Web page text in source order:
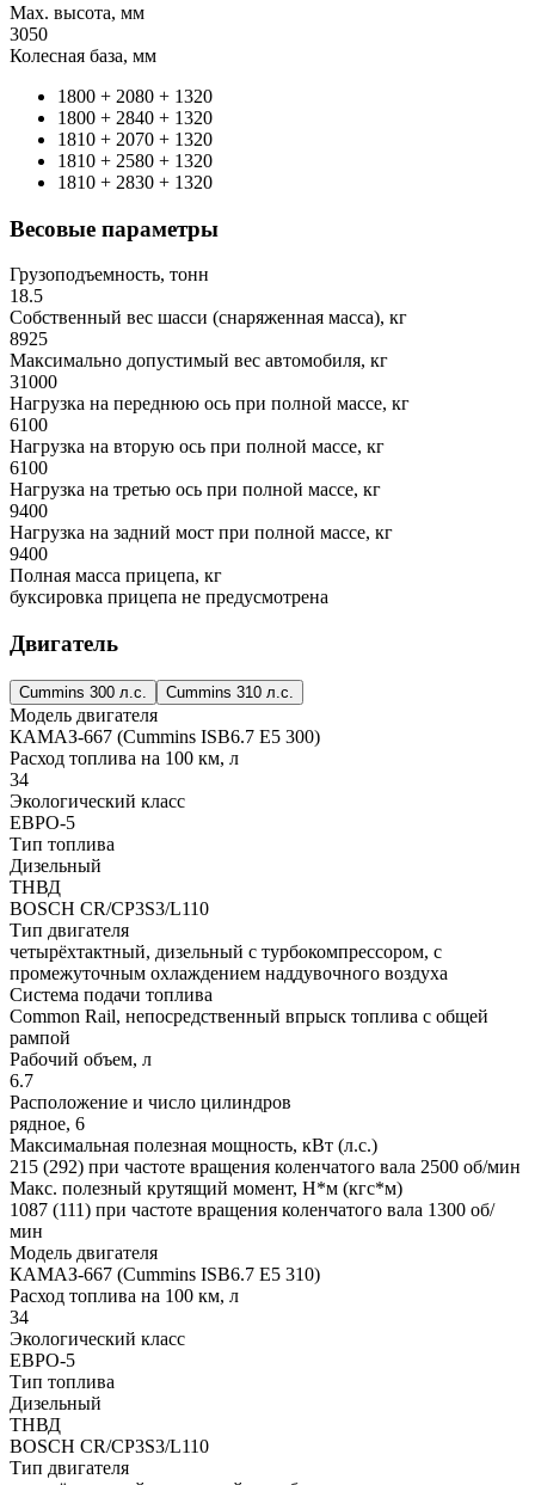
Max. высота, мм
3050
Колесная база, мм
1800 + 2080 + 1320
1800 + 2840 + 1320
1810 + 2070 + 1320
1810 + 2580 + 1320
1810 + 2830 + 1320
Весовые параметры
Грузоподъемность, тонн
18.5
Собственный вес шасси (снаряженная масса), кг
8925
Максимально допустимый вес автомобиля, кг
31000
Нагрузка на переднюю ось при полной массе, кг
6100
Нагрузка на вторую ось при полной массе, кг
6100
Нагрузка на третью ось при полной массе, кг
9400
Нагрузка на задний мост при полной массе, кг
9400
Полная масса прицепа, кг
буксировка прицепа не предусмотрена
Двигатель
Cummins 300 л.с. Сummins 310 л.с.
Модель двигателя
КАМАЗ-667 (Cummins ISB6.7 E5 300)
Расход топлива на 100 км, л
34
Экологический класс
ЕВРО-5
Тип топлива
Дизельный
ТНВД
BOSCH CR/CP3S3/L110
Тип двигателя
четырёхтактный, дизельный с турбокомпрессором, с
промежуточным охлаждением наддувочного воздуха
Система подачи топлива
Common Rail, непосредственный впрыск топлива с общей
рампой
Рабочий объем, л
6.7
Расположение и число цилиндров
рядное, 6
Максимальная полезная мощность, кВт (л.с.)
215 (292) при частоте вращения коленчатого вала 2500 об/мин
Макс. полезный крутящий момент, Н*м (кгс*м)
1087 (111) при частоте вращения коленчатого вала 1300 об/
мин
Модель двигателя
КАМАЗ-667 (Cummins ISB6.7 E5 310)
Расход топлива на 100 км, л
34
Экологический класс
ЕВРО-5
Тип топлива
Дизельный
ТНВД
BOSCH CR/CP3S3/L110
Тип двигателя